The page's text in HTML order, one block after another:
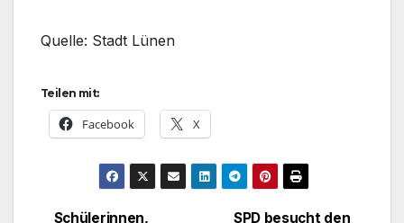
Quelle: Stadt Lünen
Teilen mit:
Facebook X
SPD besucht den
Schülerinnen,